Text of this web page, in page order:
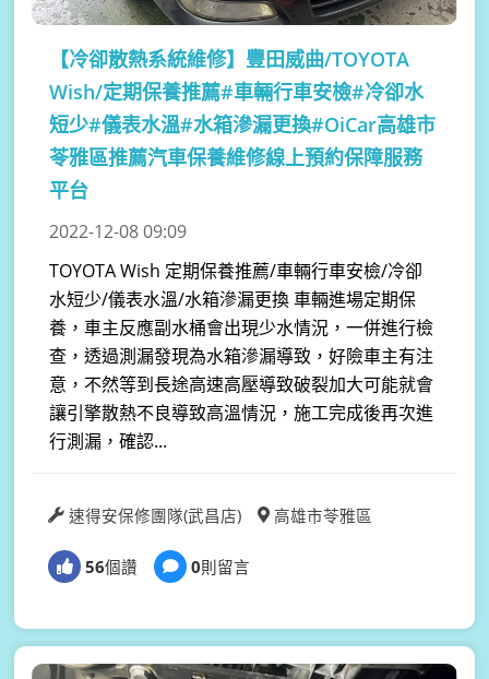
【冷卻散熱系統維修】 豐田威曲/TOYOTA
Wish/定期保養推薦#車輛行車安檢#冷卻水
短少#儀表水溫#水箱滲漏更換#OiCar高雄市
苓雅區推薦汽車保養維修線上預約保障服務
平台
2022-12-08 09:09
TOYOTA Wish 定期保養推薦/車輛行車安檢/冷卻
水短少/儀表水溫/水箱滲漏更換 車輛進場定期保
養，車主反應副水桶會出現少水情況，一併進行檢
查，透過測漏發現為水箱滲漏導致，好險車主有注
意，不然等到長途高速高壓導致破裂加大可能就會
讓引擎散熱不良導致高溫情況，施工完成後再次進
行測漏，確認...
速得安保修團隊(武昌店) 高雄市苓雅區
56個讚 0則留言